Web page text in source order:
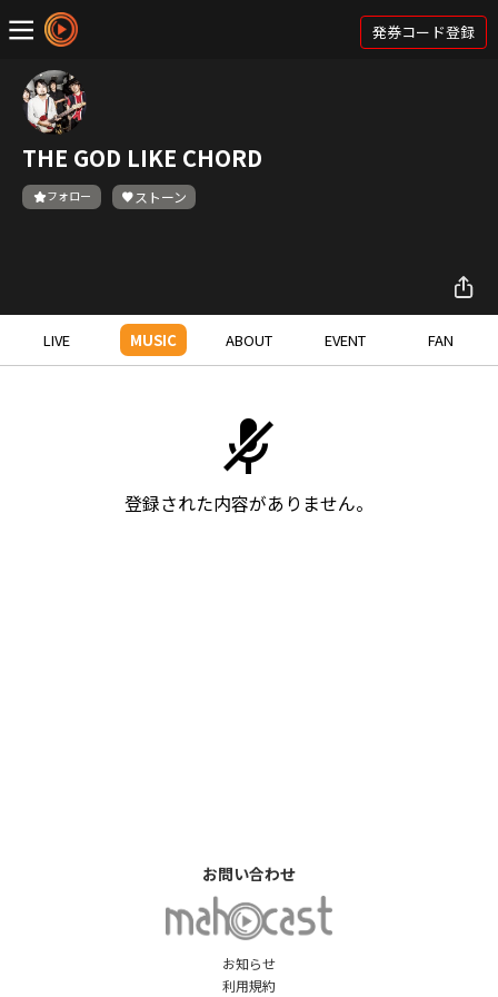
発券コード登録
THE GOD LIKE CHORD
フォロー ストーン
LIVE MUSIC ABOUT EVENT FAN
登録された内容がありません。
お知らせ
利用規約
お問い合わせ